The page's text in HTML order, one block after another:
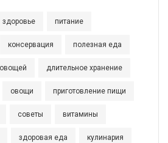
здоровье питание
консервация полезная еда
длительное хранение
овощи приготовление пищи
советы витамины
здоровая еда кулинария